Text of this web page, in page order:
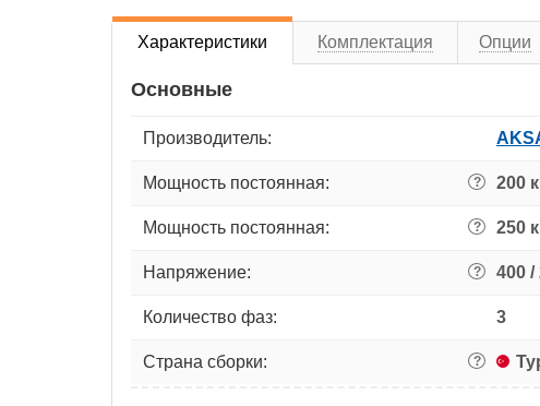
Характеристики Комплектация Опции
Основные
Производитель:
Мощность постоянная: ? 200
Мощность постоянная: ? 250
Напряжение: ? 400 /
Количество фаз: 3
Страна сборки: ?